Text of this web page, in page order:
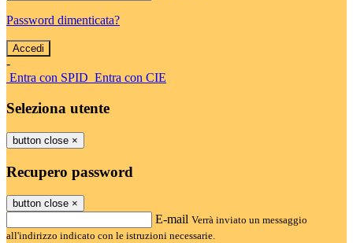
Password dimenticata?
-
Entra con SPID Entra con CIE
Seleziona utente
button close ×
Recupero password
button close ×
E-mail Verrà inviato un messaggio
all'indirizzo indicato con le istruzioni necessarie.